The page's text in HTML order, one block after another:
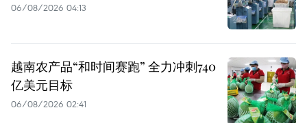
06/08/2026 04:13
越南农产品“和时间赛跑” 全力冲刺740
亿美元目标
06/08/2026 02:41